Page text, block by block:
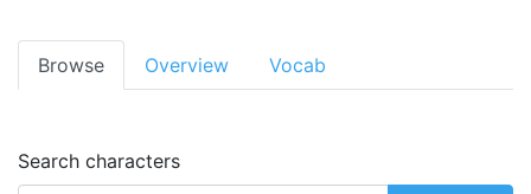
Browse Overview Vocab
Search characters